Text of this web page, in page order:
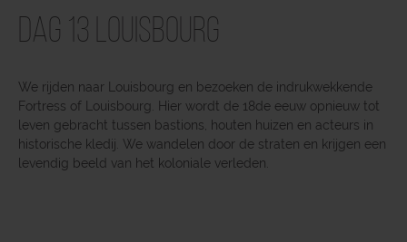
Dag 13 Louisbourg
We rijden naar Louisbourg en bezoeken de indrukwekkende
Fortress of Louisbourg. Hier wordt de 18de eeuw opnieuw tot
leven gebracht tussen bastions, houten huizen en acteurs in
historische kledij. We wandelen door de straten en krijgen een
levendig beeld van het koloniale verleden.